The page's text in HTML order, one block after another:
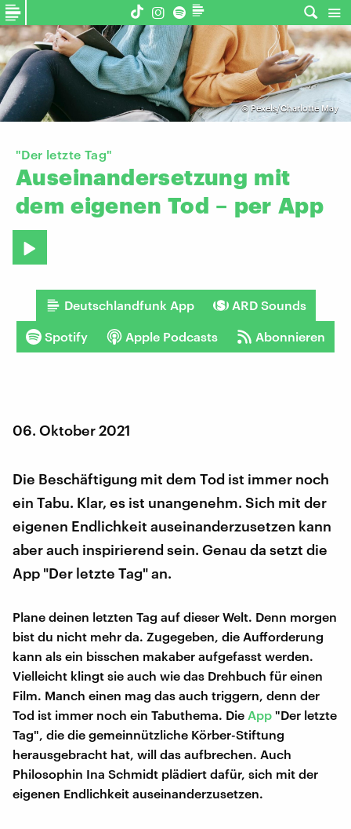
©Pexels/Charlotte May
"Der letzte Tag"
Auseinandersetzung mit
dem eigenen Tod – per App
Deutschlandfunk App ARD Sounds
Spotify Apple Podcasts Abonnieren
06. Oktober 2021
Die Beschäftigung mit dem Tod ist immer noch
ein Tabu. Klar, es ist unangenehm. Sich mit der
eigenen Endlichkeit auseinanderzusetzen kann
aber auch inspirierend sein. Genau da setzt die
App "Der letzte Tag" an.
Plane deinen letzten Tag auf dieser Welt. Denn morgen
bist du nicht mehr da. Zugegeben, die Aufforderung
kann als ein bisschen makaber aufgefasst werden.
Vielleicht klingt sie auch wie das Drehbuch für einen
Film. Manch einen mag das auch triggern, denn der
Tod ist immer noch ein Tabuthema. Die App "Der letzte
Tag", die die gemeinnützliche Körber-Stiftung
herausgebracht hat, will das aufbrechen. Auch
Philosophin Ina Schmidt plädiert dafür, sich mit der
eigenen Endlichkeit auseinanderzusetzen.